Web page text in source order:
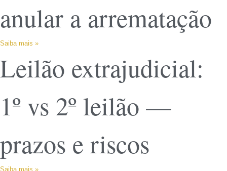
anular a arrematação
Saiba mais »
Leilão extrajudicial:
1º vs 2º leilão —
prazos e riscos
Saiba mais »